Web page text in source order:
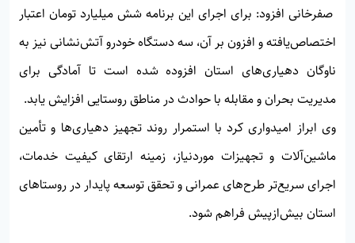
صفرخانی افزود: برای اجرای این برنامه شش میلیارد تومان اعتبار
اختصاص‌یافته و افزون بر آن، سه دستگاه خودرو آتش‌نشانی نیز به
ناوگان دهیاری‌های استان افزوده شده است تا آمادگی برای
مدیریت بحران و مقابله با حوادث در مناطق روستایی افزایش یابد.
وی ابراز امیدواری کرد با استمرار روند تجهیز دهیاری‌ها و تأمین
ماشین‌آلات و تجهیزات موردنیاز، زمینه ارتقای کیفیت خدمات،
اجرای سریع‌تر طرح‌های عمرانی و تحقق توسعه پایدار در روستاهای
استان بیش‌ازپیش فراهم شود.